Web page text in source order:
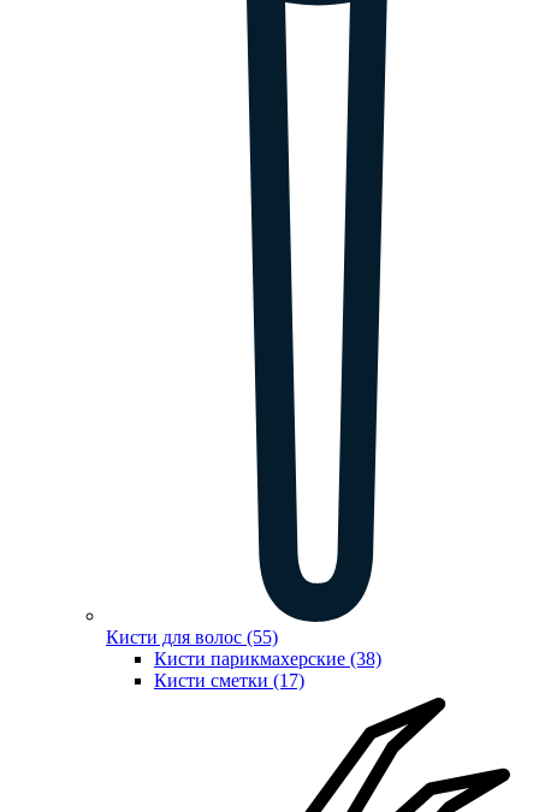
Кисти для волос (55)
Кисти парикмахерские (38)
Кисти сметки (17)